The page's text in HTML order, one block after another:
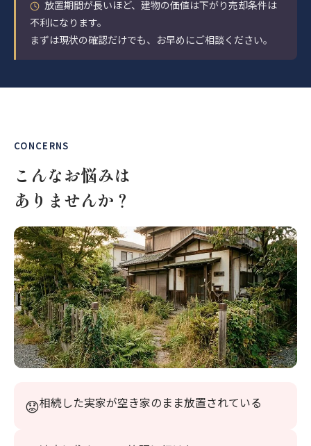
放置期間が長いほど、建物の価値は下がり売却条件は
不利になります。
まずは現状の確認だけでも、お早めにご相談ください。
CONCERNS
こんなお悩みは
ありませんか？
相続した実家が空き家のまま放置されている